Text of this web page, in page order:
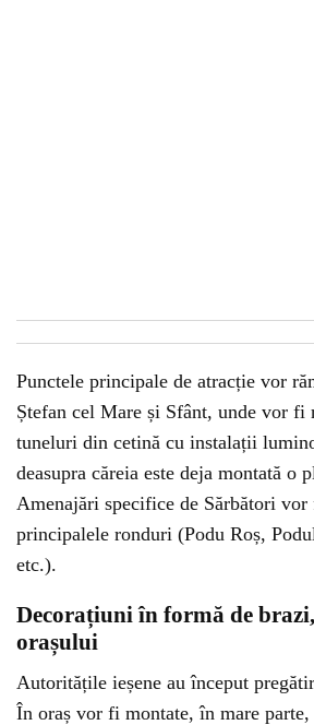
Punctele principale de atracție vor
Ștefan cel Mare și Sfânt, unde vor fi
tuneluri din cetină cu instalații
deasupra căreia este deja montată o
Amenajări specifice de Sărbători
principalele ronduri (Podu Roș,
etc.).
Decorațiuni în formă de
orașului
Autoritățile ieșene au început
În oraș vor fi montate, în mare parte,